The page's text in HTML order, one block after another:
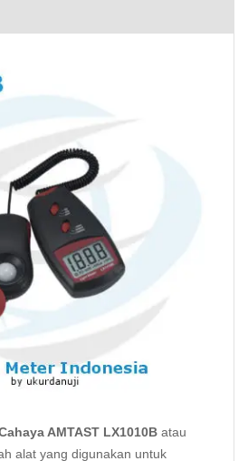
AMTAST LX1010B atau
alat yang digunakan untuk